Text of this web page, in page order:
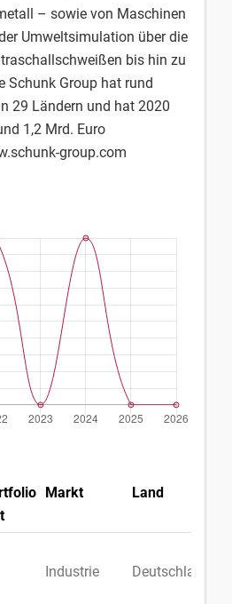
– sowie von Maschinen
Umweltsimulation über die
bis hin zu
Schunk Group hat rund
29 Ländern und hat 2020
1,2 Mrd. Euro
group.com
Markt Land
Industrie Deutschland